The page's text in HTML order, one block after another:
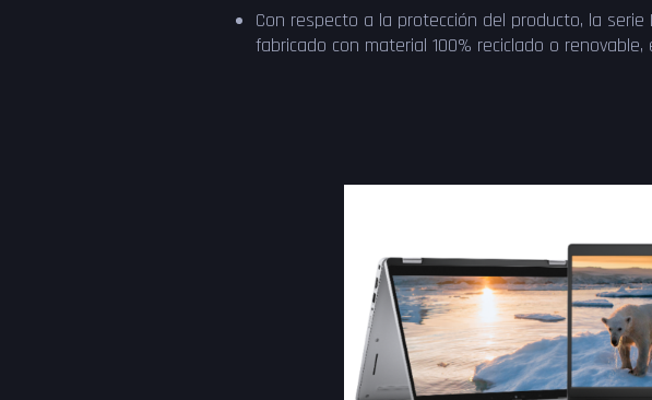
Con respecto a la protección del producto, la
fabricado con material 100% reciclado o renovable,